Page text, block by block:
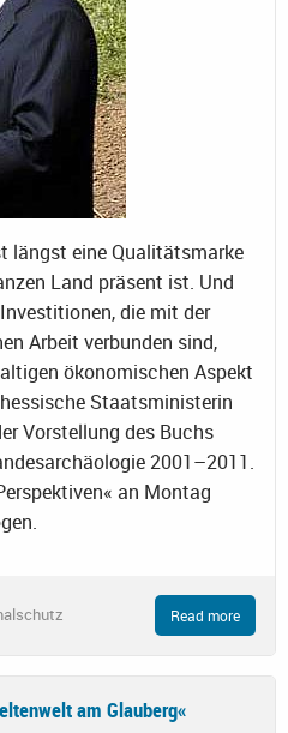
längst eine Qualitätsmarke
Land präsent ist. Und
die mit der
Arbeit verbunden sind,
ökonomischen Aspekt
Staatsministerin
Vorstellung des Buchs
2001–2011.
an Montag
Read more
am Glauberg«